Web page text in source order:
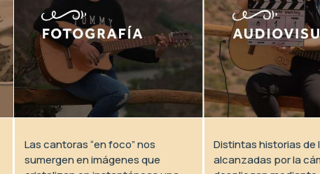
Las cantoras “en foco” nos
sumergen en imágenes que
Distintas historias de
alcanzadas por la